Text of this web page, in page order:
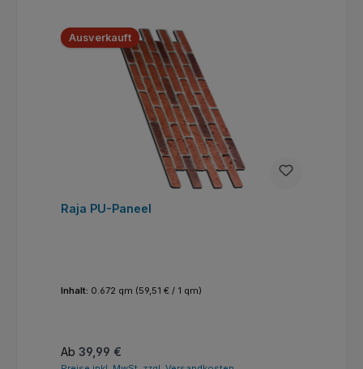
Ausverkauft
Raja PU-Paneel
Inhalt: 0.672 qm (59,51 € / 1 qm)
Regulärer Preis:
Ab 39,99 €